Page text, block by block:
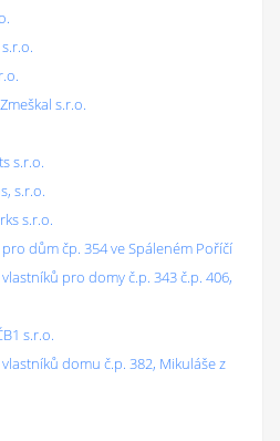
s.r.o.
s.r.o.
s.r.o.
s.r.o.
dům čp. 354 ve Spáleném Poříčí
pro domy č.p. 343 č.p. 406,
s.r.o.
domu č.p. 382, Mikuláše z